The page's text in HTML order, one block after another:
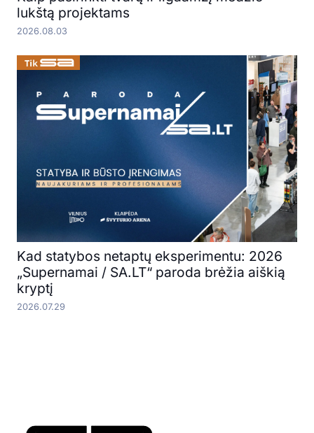
lukštą projektams
2026.08.03
Kad statybos netaptų eksperimentu: 2026
„Supernamai / SA.LT“ paroda brėžia aiškią
kryptį
2026.07.29